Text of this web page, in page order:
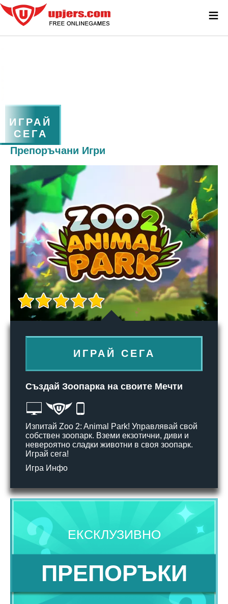
ИГРАЙ
СЕГА
Препоръчани Игри
ИГРАЙ СЕГА
Създай Зоопарка на своите Мечти
Изпитай Zoo 2: Animal Park! Управлявай свой
собствен зоопарк. Вземи екзотични, диви и
невероятно сладки животни в своя зоопарк.
Играй сега!
Игра Инфо
ЕКСКЛУЗИВНО
ПРЕПОРЪКИ
≡